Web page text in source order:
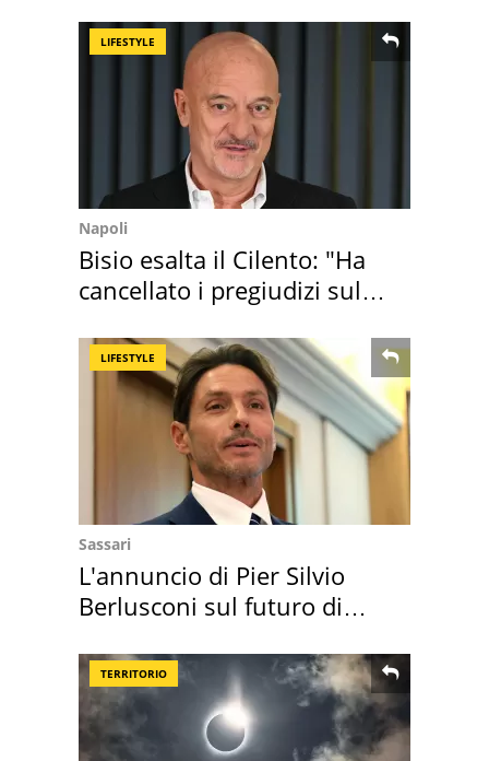
LIFESTYLE
Napoli
Bisio esalta il Cilento: "Ha
cancellato i pregiudizi sul
LIFESTYLE
Sassari
L'annuncio di Pier Silvio
Berlusconi sul futuro di
TERRITORIO